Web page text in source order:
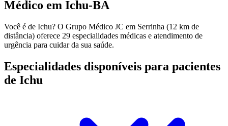
Médico em Ichu-BA
Você é de Ichu? O Grupo Médico JC em Serrinha (12 km de
distância) oferece 29 especialidades médicas e atendimento de
urgência para cuidar da sua saúde.
Especialidades disponíveis para pacientes
de Ichu